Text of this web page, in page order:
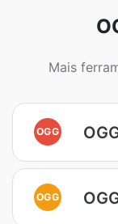
Mais
OGG
OGG